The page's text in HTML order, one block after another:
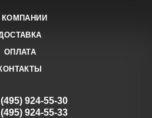
ОПЛАТА
924-55-30
924-55-33